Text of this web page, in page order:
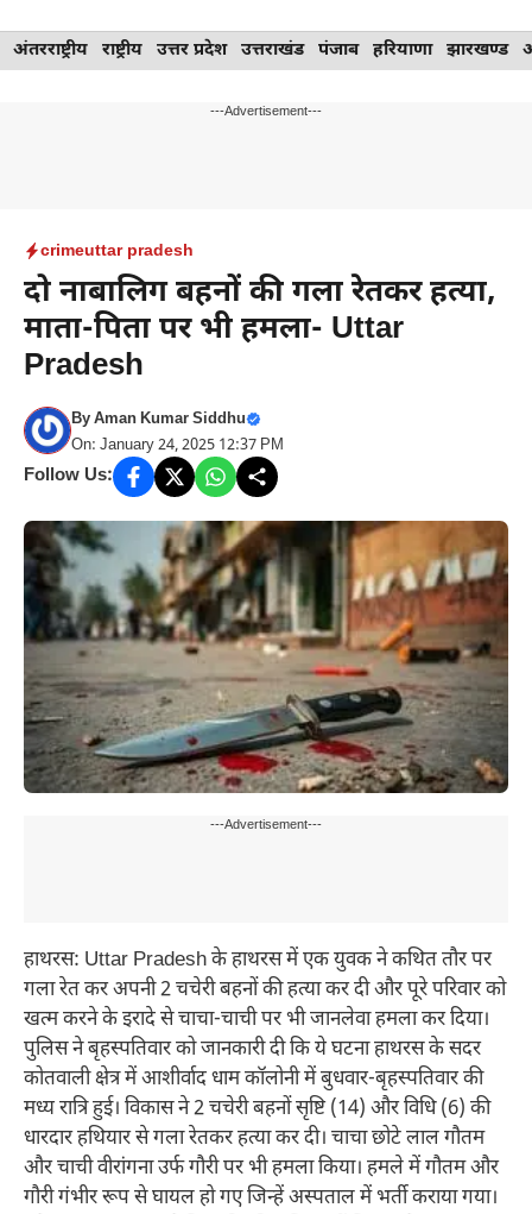
Skip
to
अंतरराष्ट्रीय राष्ट्रीय उत्तर प्रदेश उत्तराखंड पंजाब हरियाणा झारखण्ड
---Advertisement---
crimeuttar pradesh
दो नाबालिग बहनों की गला रेतकर हत्या,
माता-पिता पर भी हमला- Uttar
Pradesh
ByAman Kumar Siddhu
On: January 24, 2025 12:37 PM
Follow Us:
---Advertisement---
हाथरस: Uttar Pradesh के हाथरस में एक युवक ने कथित तौर पर
गला रेत कर अपनी 2 चचेरी बहनों की हत्या कर दी और पूरे परिवार को
खत्म करने के इरादे से चाचा-चाची पर भी जानलेवा हमला कर दिया।
पुलिस ने बृहस्पतिवार को जानकारी दी कि ये घटना हाथरस के सदर
कोतवाली क्षेत्र में आशीर्वाद धाम कॉलोनी में बुधवार-बृहस्पतिवार की
मध्य रात्रि हुई। विकास ने 2 चचेरी बहनों सृष्टि (14) और विधि (6) की
धारदार हथियार से गला रेतकर हत्या कर दी। चाचा छोटे लाल गौतम
और चाची वीरांगना उर्फ गौरी पर भी हमला किया। हमले में गौतम और
गौरी गंभीर रूप से घायल हो गए जिन्हें अस्पताल में भर्ती कराया गया।